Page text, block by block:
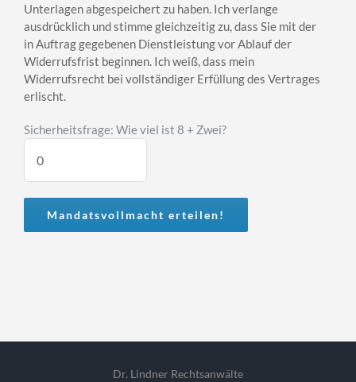
Unterlagen abgespeichert zu haben. Ich verlange
ausdrücklich und stimme gleichzeitig zu, dass Sie mit der
in Auftrag gegebenen Dienstleistung vor Ablauf der
Widerrufsfrist beginnen. Ich weiß, dass mein
Widerrufsrecht bei vollständiger Erfüllung des Vertrages
erlischt.
Sicherheitsfrage: Wie viel ist 8 + Zwei?
Dr. Lindner Rechtsanwälte